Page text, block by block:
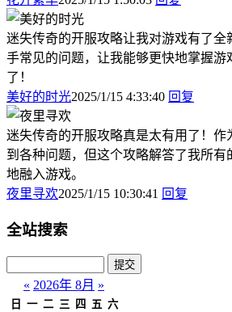
迷失传奇的开服攻略让我对游戏有了全
手常见的问题，让我能够更快地掌握游
了！
美好的时光2025/1/15 4:33:40 回复
迷失传奇的开服攻略真是太有用了！作
到各种问题，但这个攻略解答了我所有
地融入游戏。
夜里寻欢2025/1/15 10:30:41 回复
全站搜索
« 2026年 8月 »
日 一 二 三 四 五 六